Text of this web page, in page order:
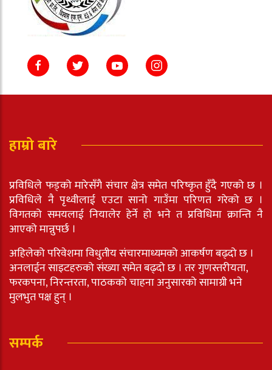
हाम्रो बारे
प्रविधिले फड्को मारेसँगै संचार क्षेत्र समेत परिष्कृत हुँदै गएको छ ।
प्रविधिले नै पृथ्वीलाई एउटा सानो गाउँमा परिणत गरेको छ ।
विगतको समयलाई नियालेर हेर्ने हो भने त प्रविधिमा क्रान्ति नै
आएको मान्नुपर्छ ।
अहिलेको परिवेशमा विधुतीय संचारमाध्यमको आकर्षण बढ्दो छ ।
अनलाईन साइटहरुको संख्या समेत बढ्दो छ । तर गुणस्तरीयता,
फरकपना, निरन्तरता, पाठकको चाहना अनुसारको सामाग्री भने
मुलभुत पक्ष हुन् ।
सम्पर्क